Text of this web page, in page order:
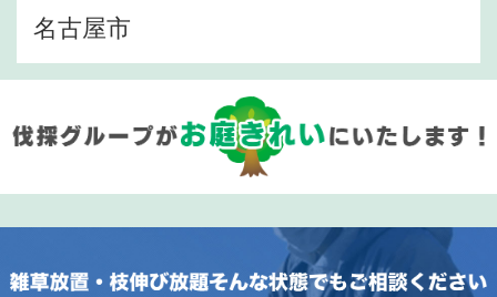
名古屋市